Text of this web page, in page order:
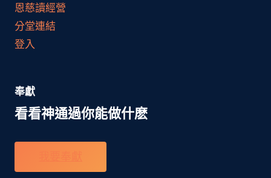
恩慈讀經營
分堂連結
登入
奉獻
看看神通過你能做什麽